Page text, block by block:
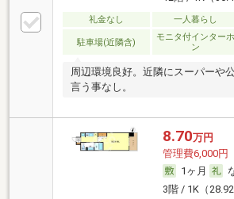
礼金なし 一人暮らし
駐車場(近隣含)
モニタ付インターホ
ン
周辺環境良好。近隣にスーパーや
言う事なし。
8.70万円
管理費6,000円
1ヶ月
3階 / 1K（